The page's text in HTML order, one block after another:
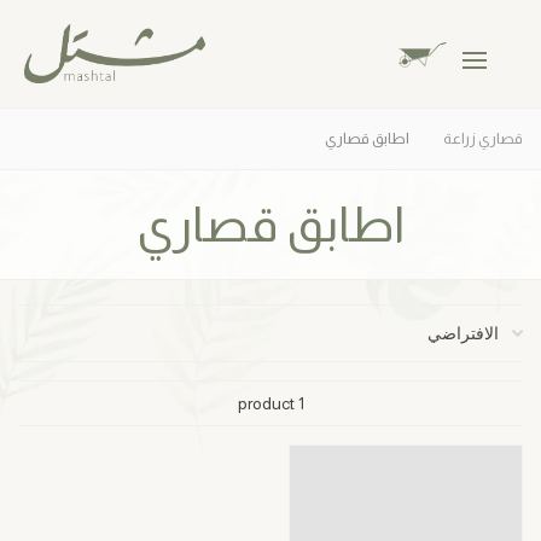
قصاري زراعة اطابق قصاري
اطابق قصاري
1 product